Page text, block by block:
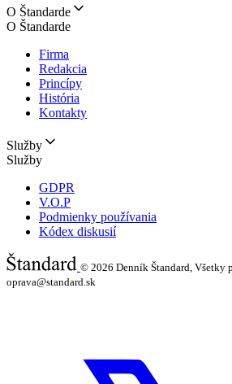
O Štandarde
O Štandarde
Firma
Redakcia
Princípy
História
Kontakty
Služby
Služby
GDPR
V.O.P
Podmienky používania
Kódex diskusií
© 2026 Denník Štandard, Všetky
oprava@standard.sk